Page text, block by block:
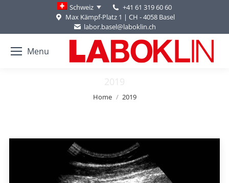
Schweiz
+41 61 319 60 60
Max Kämpf-Platz 1 | CH - 4058 Basel
labor.basel@laboklin.ch
Menu
2019
You are here:
Home 2019